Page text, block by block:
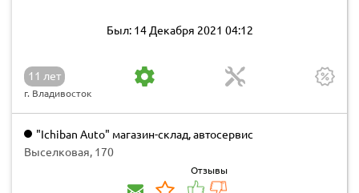
Был: 14 Декабря 2021 04:12
11 лет
г. Владивосток
"Ichiban Auto" магазин-склад, автосервис
Выселковая, 170
Отзывы